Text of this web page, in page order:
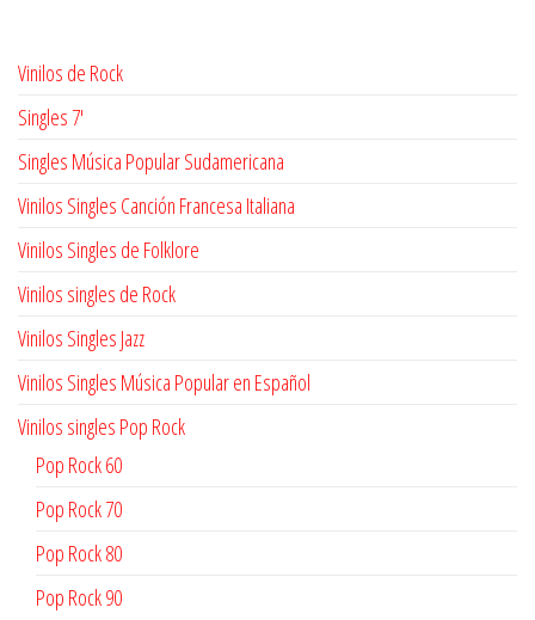
Vinilos de Rock
Singles 7'
Singles Música Popular Sudamericana
Vinilos Singles Canción Francesa Italiana
Vinilos Singles de Folklore
Vinilos singles de Rock
Vinilos Singles Jazz
Vinilos Singles Música Popular en Español
Vinilos singles Pop Rock
Pop Rock 60
Pop Rock 70
Pop Rock 80
Pop Rock 90